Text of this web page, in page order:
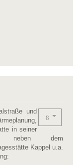
und
in seiner
neben dem
Kappel u.a.